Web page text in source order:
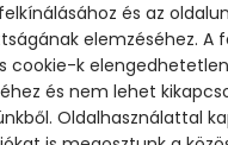
és az
elemzéséhez. A
cookie-k
és nem lehet
Oldalhasználattal